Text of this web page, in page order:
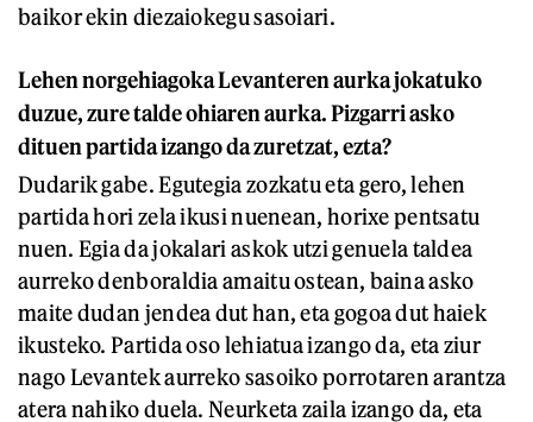
baikor ekin diezaiokegu sasoiari.
Lehen norgehiagoka Levanteren aurka jokatuko
duzue, zure talde ohiaren aurka. Pizgarri asko
dituen partida izango da zuretzat, ezta?
Dudarik gabe. Egutegia zozkatu eta gero, lehen
partida hori zela ikusi nuenean, horixe pentsatu
nuen. Egia da jokalari askok utzi genuela taldea
aurreko denboraldia amaitu ostean, baina asko
maite dudan jendea dut han, eta gogoa dut haiek
ikusteko. Partida oso lehiatua izango da, eta ziur
nago Levantek aurreko sasoiko porrotaren arantza
atera nahiko duela. Neurketa zaila izango da, eta